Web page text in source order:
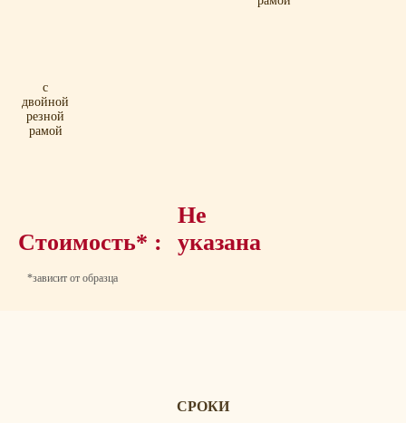
с
двойной
резной
рамой
Стоимость* :
Не
указана
*зависит от образца
СРОКИ